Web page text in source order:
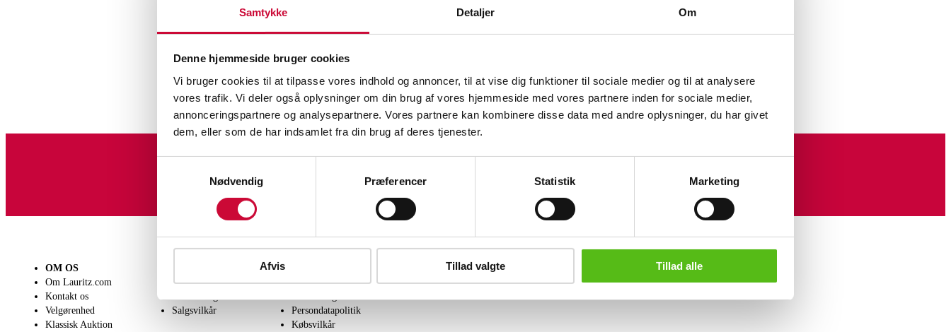
Samtykke Detaljer Om
Denne hjemmeside bruger cookies
Vi bruger cookies til at tilpasse vores indhold og annoncer, til at vise dig funktioner til sociale medier og til at analysere
vores trafik. Vi deler også oplysninger om din brug af vores hjemmeside med vores partnere inden for sociale medier,
annonceringspartnere og analysepartnere. Vores partnere kan kombinere disse data med andre oplysninger, du har givet
dem, eller som de har indsamlet fra din brug af deres tjenester.
Nødvendig
Præferencer Statistik Marketing
Afvis Tillad valgte Tillad alle
Se hele udvalget på Konkursen efter Vinumher
Lignende varer
Tilmeld dig vores nyhedsbrev og modtag nyheder samt tilbud direkte i din email.
OM OS
Om Lauritz.com
Kontakt os
Velgørenhed
Klassisk Auktion
Få en vurdering
Salgsvilkår
Levering
Persondatapolitik
Købsvilkår